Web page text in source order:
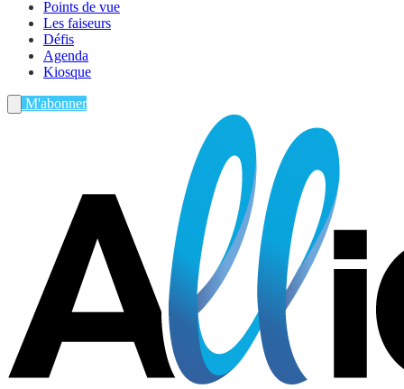
Points de vue
Les faiseurs
Défis
Agenda
Kiosque
M'abonner